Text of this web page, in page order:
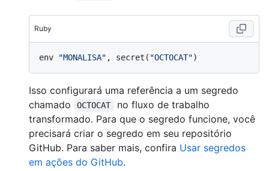
Ruby
env "MONALISA" , secret( "OCTOCAT"
Isso configurará uma referência a um segredo
chamado
OCTOCAT
no fluxo de trabalho
transformado. Para que o segredo funcione, você
precisará criar o segredo em seu repositório
GitHub. Para saber mais, confira Usar segredos
em ações do GitHub.